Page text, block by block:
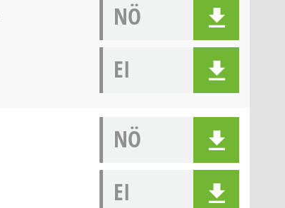
NÖ
EI
NÖ
EI